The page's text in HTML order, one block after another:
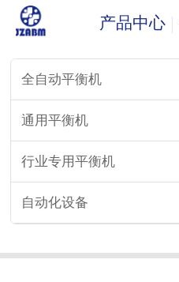
产品中心
全自动平衡机
通用平衡机
行业专用平衡机
自动化设备